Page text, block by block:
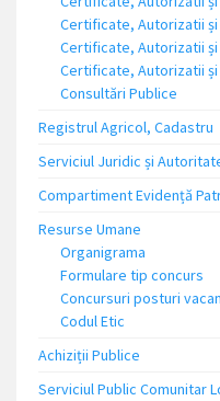
Certificate, Autorizatii
Certificate, Autorizatii
Certificate, Autorizatii
Consultări Publice
Registrul Agricol, Cadastru
Serviciul Juridic și
Compartiment Evidență
Resurse Umane
Organigrama
Formulare tip concurs
Concursuri posturi
Codul Etic
Achiziții Publice
Serviciul Public Comunitar